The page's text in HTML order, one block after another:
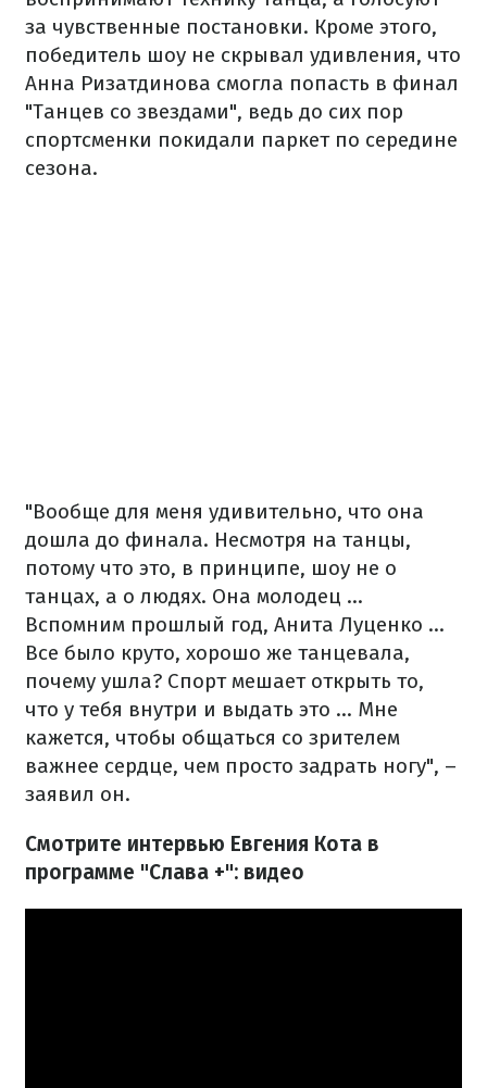
за чувственные постановки. Кроме этого,
победитель шоу не скрывал удивления, что
Анна Ризатдинова смогла попасть в финал
"Танцев со звездами", ведь до сих пор
спортсменки покидали паркет по середине
сезона.
"Вообще для меня удивительно, что она
дошла до финала. Несмотря на танцы,
потому что это, в принципе, шоу не о
танцах, а о людях. Она молодец ...
Вспомним прошлый год, Анита Луценко ...
Все было круто, хорошо же танцевала,
почему ушла? Спорт мешает открыть то,
что у тебя внутри и выдать это ... Мне
кажется, чтобы общаться со зрителем
важнее сердце, чем просто задрать ногу", –
заявил он.
Смотрите интервью Евгения Кота в
программе "Слава +": видео